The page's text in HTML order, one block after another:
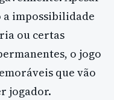
a impossibilidade
ou certas
o jogo
que vão
jogador.